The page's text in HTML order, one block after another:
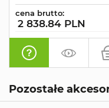
cena brutto:
2 838.84 PLN
Pozostałe